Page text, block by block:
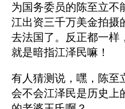
为国务委员的陈至立不
江出资三千万美金拍摄
去法国了。反正都一样
就是暗指江泽民嘛！
有人猜测说，嘿，陈至
会不会江泽民是历史上